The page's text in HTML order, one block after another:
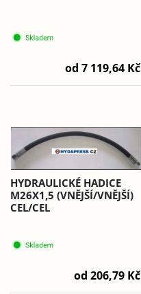
od 7 119,64 Kč
HYDRAULICKÉ HADICE
M26X1,5 (VNĚJŠÍ/VNĚJŠÍ)
CEL/CEL
od 206,79 Kč